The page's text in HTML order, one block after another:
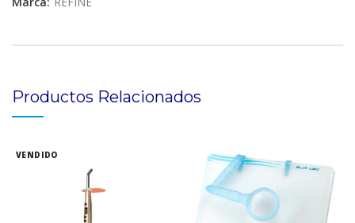
Productos Relacionados
VENDIDO